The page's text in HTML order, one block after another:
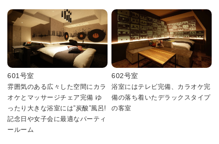
601号室
雰囲気のある広々した空間にカラ
オケとマッサージチェア完備 ゆ
ったり大きな浴室には”炭酸”風呂!
記念日や女子会に最適なパーティ
ールーム
602号室
浴室にはテレビ完備、カラオケ完
備の落ち着いたデラックスタイプ
の客室